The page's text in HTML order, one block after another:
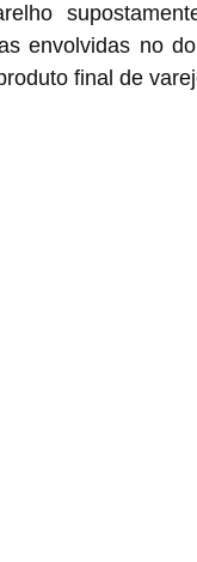
envolvidas no
final de